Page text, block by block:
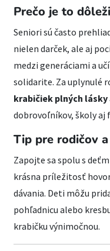
Prečo je to
Seniori sú často
nielen darček, ale aj
medzi generáciami a
solidarite. Za uplynulé
krabičiek plných lásky
dobrovoľníkov, školy aj
Tip pre rodičov
Zapojte sa spolu s
krásna príležitosť
dávania. Deti môžu
pohľadnicu alebo
krabičku výnimočnou.